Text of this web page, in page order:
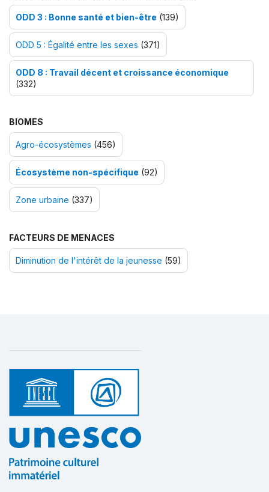
ODD 3 : Bonne santé et bien-être (139)
ODD 5 : Égalité entre les sexes (371)
ODD 8 : Travail décent et croissance économique
(332)
BIOMES
Agro-écosystèmes (456)
Écosystème non-spécifique (92)
Zone urbaine (337)
FACTEURS DE MENACES
Diminution de l'intérêt de la jeunesse (59)